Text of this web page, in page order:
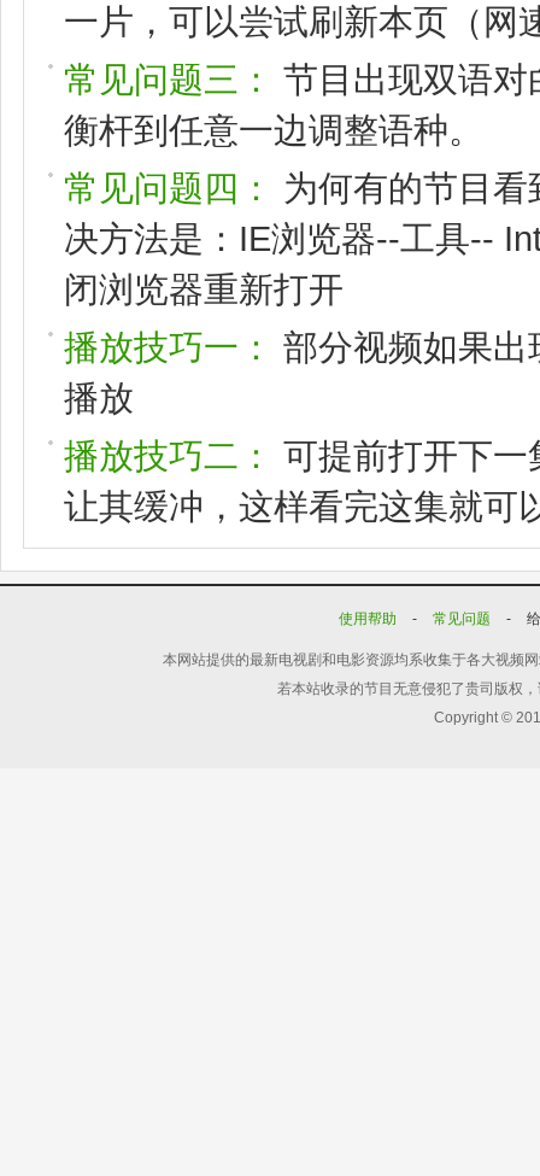
一片，可以尝试刷新本页（网
常见问题三：
节目出现双语
衡杆到任意一边调整语种。
常见问题四：
为何有的节目
决方法是：IE浏览器--工具--
闭浏览器重新打开
播放技巧一：
部分视频如果
播放
播放技巧二：
可提前打开下
让其缓冲，这样看完这集就可
使用帮助 - 常见问题 -
本网站提供的最新电视剧和电影资源均系收集于各大视频
若本站收录的节目无意侵犯了贵司版权
Copyright ©